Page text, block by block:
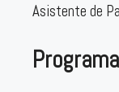
Asistente de
Programa